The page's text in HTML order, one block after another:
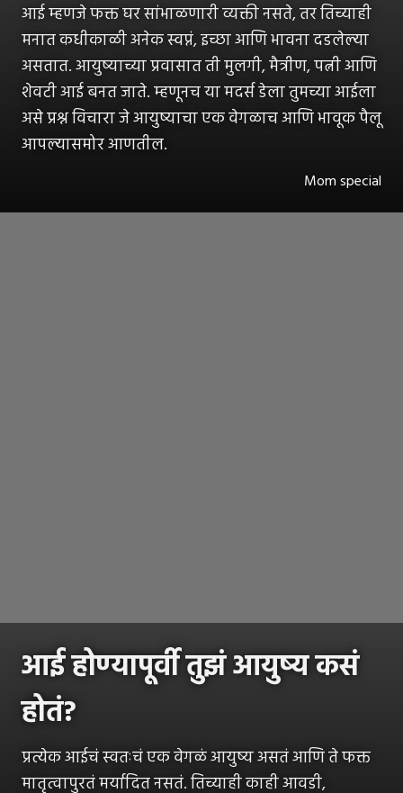
आई म्हणजे फक्त घर सांभाळणारी व्यक्ती नसते, तर तिच्याही
मनात कधीकाळी अनेक स्वप्नं, इच्छा आणि भावना दडलेल्या
असतात. आयुष्याच्या प्रवासात ती मुलगी, मैत्रीण, पत्नी आणि
शेवटी आई बनत जाते. म्हणूनच या मदर्स डेला तुमच्या आईला
असे प्रश्न विचारा जे आयुष्याचा एक वेगळाच आणि भावूक पैलू
आपल्यासमोर आणतील.
Mom special
आई होण्यापूर्वी तुझं आयुष्य कसं
होतं?
प्रत्येक आईचं स्वतःचं एक वेगळं आयुष्य असतं आणि ते फक्त
मातृत्वापुरतं मर्यादित नसतं. तिच्याही काही आवडी,